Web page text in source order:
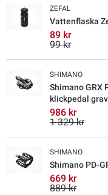
ZEFAL
Vattenflaska
89 kr
99 kr
SHIMANO
Shimano GRX
klickpedal
986 kr
1 329 kr
SHIMANO
Shimano PD-
669 kr
889 kr